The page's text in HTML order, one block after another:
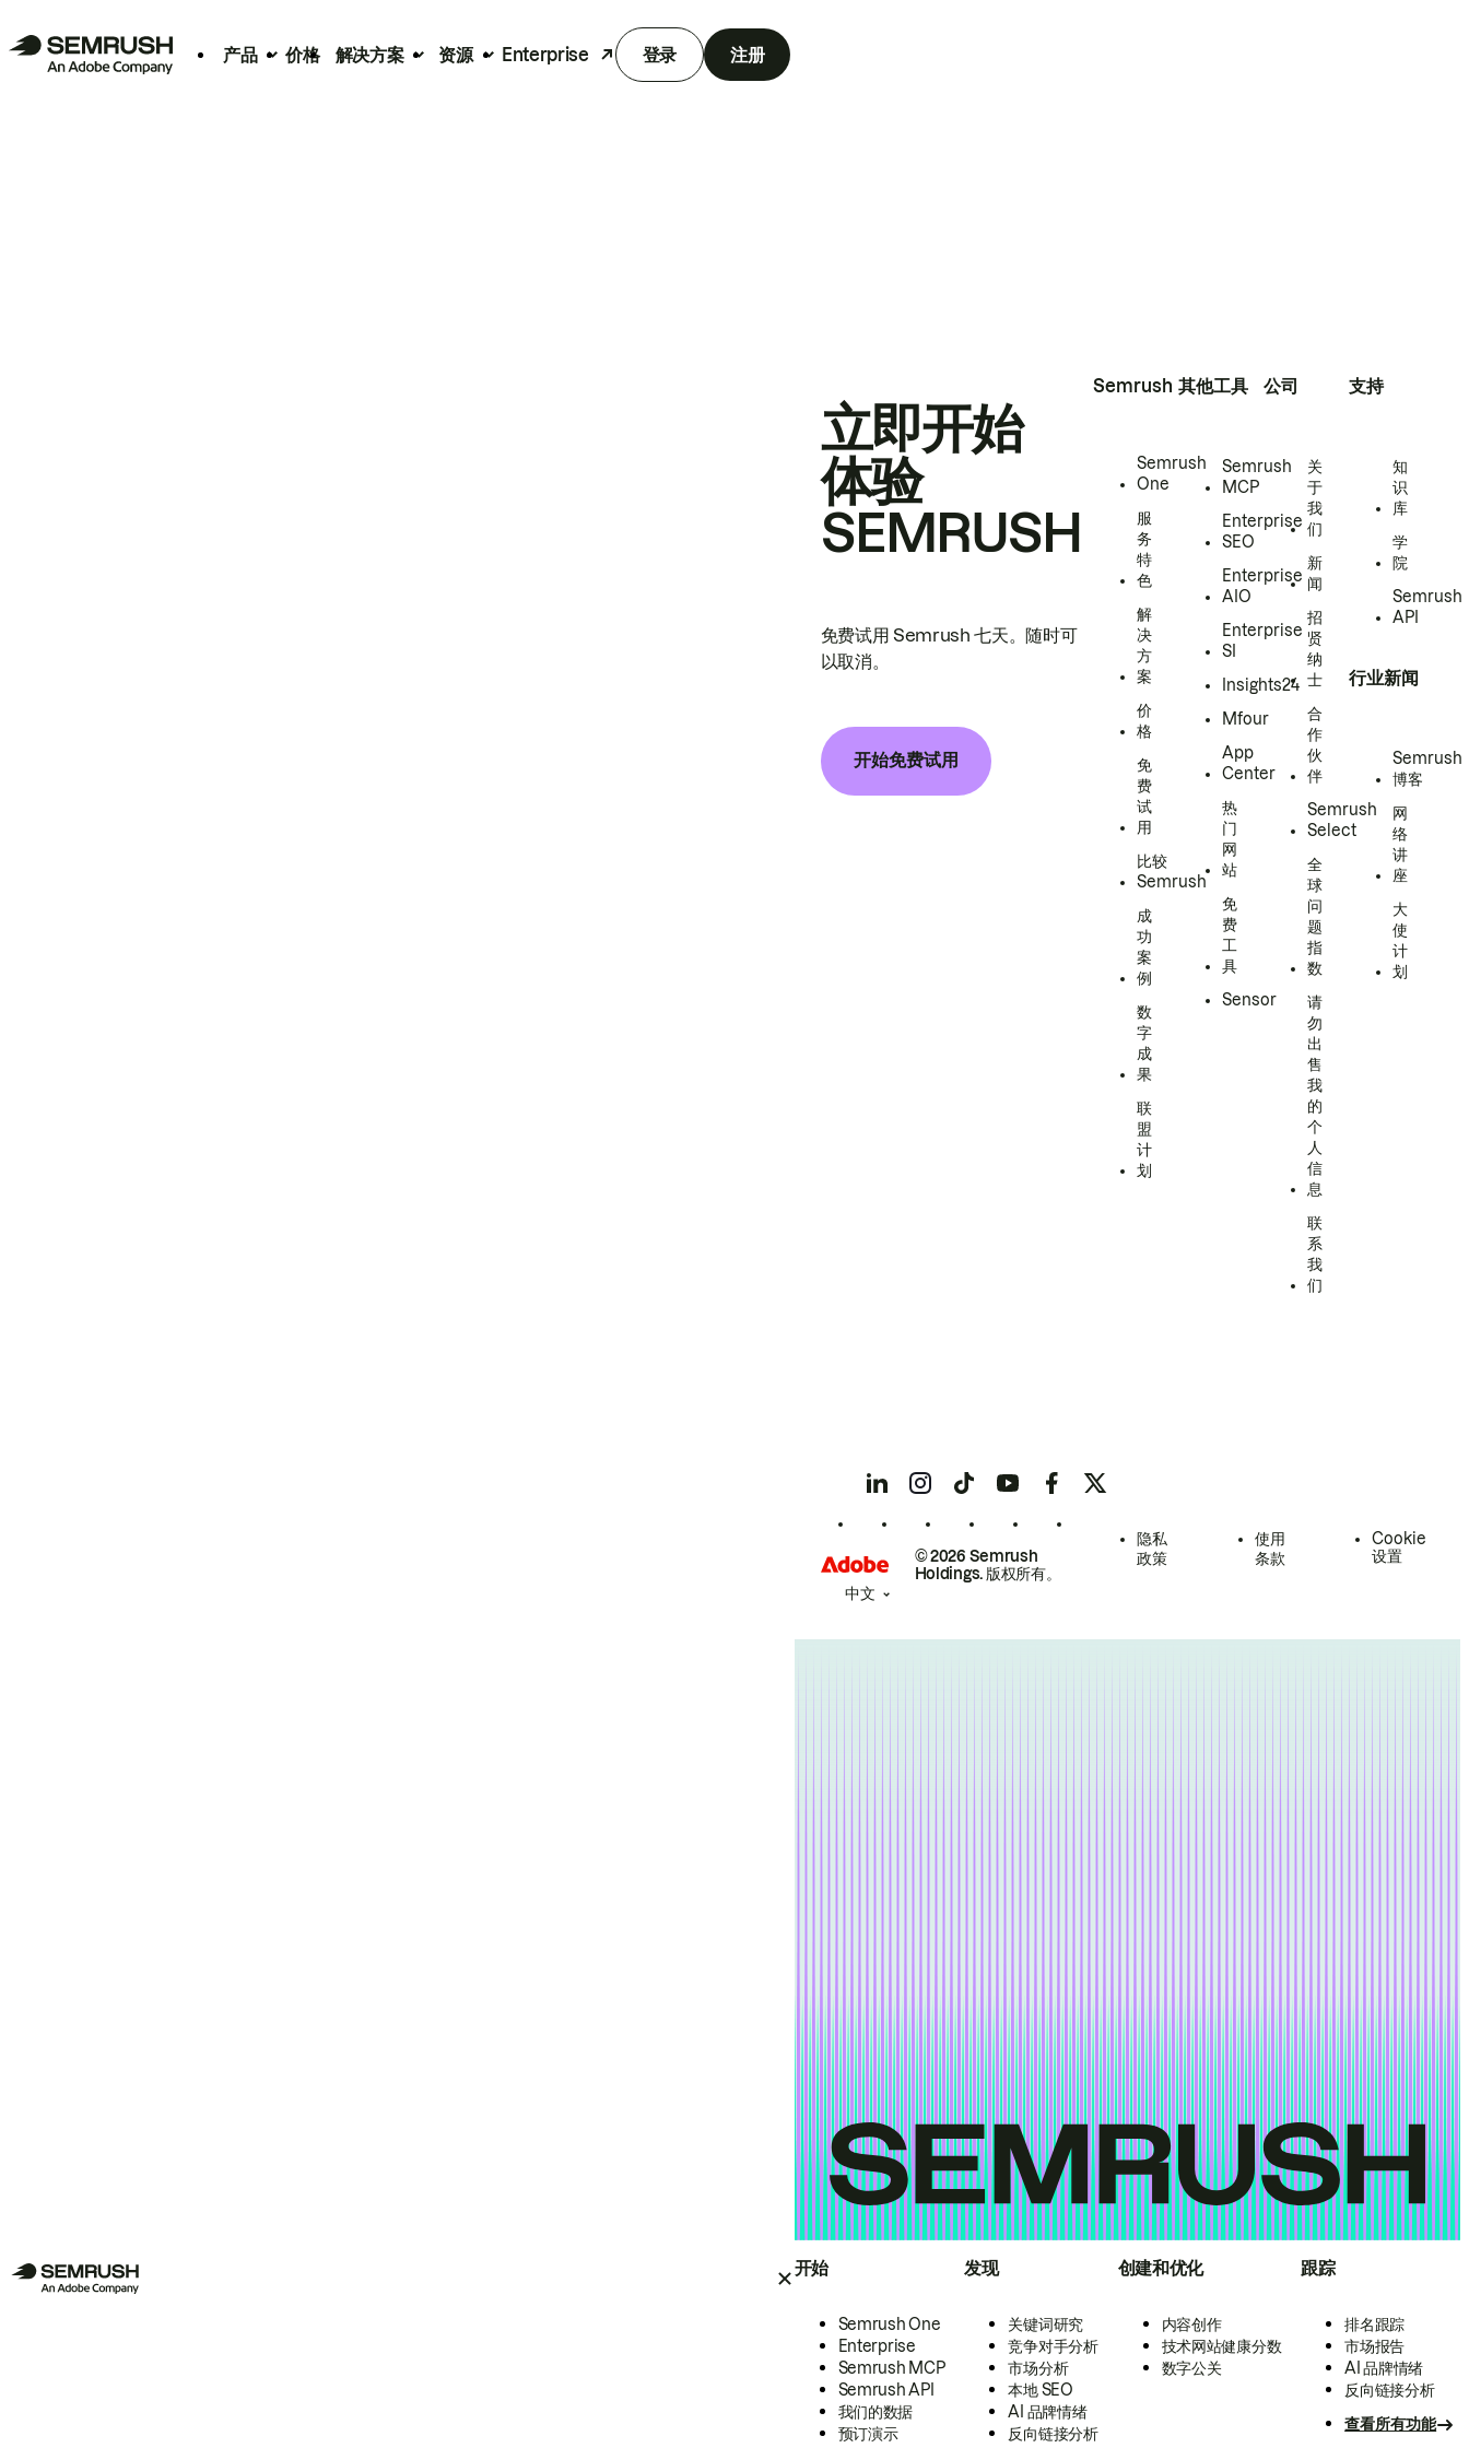
产品 价格 解决方案 资源 Enterprise 登录 注册
开始
Semrush One
Enterprise
Semrush MCP
Semrush API
我们的数据
预订演示
发现
关键词研究
竞争对手分析
市场分析
本地 SEO
AI 品牌情绪
反向链接分析
创建和优化
内容创作
技术网站健康分数
数字公关
跟踪
排名跟踪
市场报告
AI 品牌情绪
反向链接分析
查看所有功能
立即开始
体验
SEMRUSH
免费试用 Semrush 七天。随时可
以取消。
开始免费试用
Semrush
Semrush
One
服
务
特
色
解
决
方
案
价
格
免
费
试
用
比较
Semrush
成
功
案
例
数
字
成
果
联
盟
计
划
其他工具
Semrush
MCP
Enterprise
SEO
Enterprise
AIO
Enterprise
SI
Insights24
Mfour
App
Center
热
门
网
站
免
费
工
具
Sensor
公司
关
于
我
们
新
闻
招
贤
纳
士
合
作
伙
伴
Semrush
Select
全
球
问
题
指
数
请
勿
出
售
我
的
个
人
信
息
联
系
我
们
支持
知
识
库
学
院
Semrush
API
行业新闻
Semrush
博客
网
络
讲
座
大
使
计
划
© 2026 Semrush
Holdings. 版权所有。
隐私
政策
使用
条款
Cookie
设置
中文